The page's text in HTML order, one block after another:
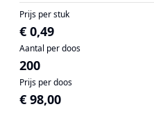
Prijs per stuk
€ 0,49
Aantal per doos
200
Prijs per doos
€ 98,00